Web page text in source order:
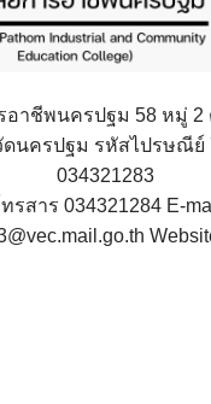
อาชีพนครปฐม 58 หมู่ 2
นครปฐม รหัสไปรษณีย์
034321283
รสาร 034321284 E-